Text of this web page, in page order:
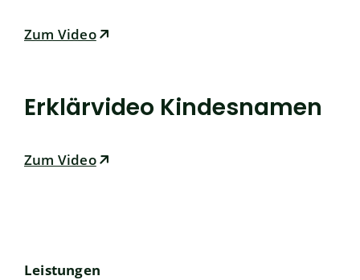
Zum Video
Erklärvideo Kindesnamen
Zum Video
Leistungen